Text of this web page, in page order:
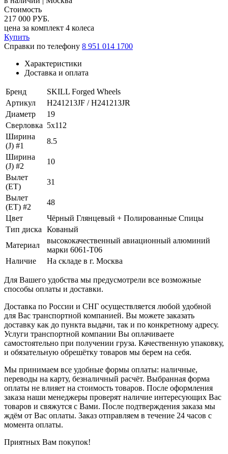
Стоимость
217 000 РУБ.
цена за комплект 4 колеса
Купить
Справки по телефону 8 951 014 1700
Характеристики
Доставка и оплата
Бренд
SKILL Forged Wheels
Артикул
H241213JF / H241213JR
Диаметр
19
Сверловка 5x112
Ширина
(J) #1
8.5
Ширина
(J) #2
10
Вылет
(ET)
31
Вылет
(ET) #2
48
Цвет
Чёрный Глянцевый + Полированные Спицы
Тип диска
Кованый
Материал
высококачественный авиационный алюминий
марки 6061-T06
Наличие
На складе в г. Москва
Для Вашего удобства мы предусмотрели все возможные
способы оплаты и доставки.
Доставка по России и СНГ осуществляется любой удобной
для Вас транспортной компанией. Вы можете заказать
доставку как до пункта выдачи, так и по конкретному адресу.
Услуги транспортной компании Вы оплачиваете
самостоятельно при получении груза. Качественную упаковку,
и обязательную обрешётку товаров мы берем на себя.
Мы принимаем все удобные формы оплаты: наличные,
переводы на карту, безналичный расчёт. Выбранная форма
оплаты не влияет на стоимость товаров. После оформления
заказа наши менеджеры проверят наличие интересующих Вас
товаров и свяжутся с Вами. После подтверждения заказа мы
ждём от Вас оплаты. Заказ отправляем в течение 24 часов с
момента оплаты.
Приятных Вам покупок!